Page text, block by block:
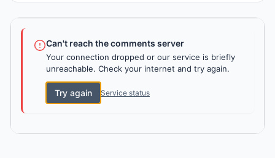
Can't reach the comments server
Your connection dropped or our service is briefly
unreachable. Check your internet and try again.
Try again Service status